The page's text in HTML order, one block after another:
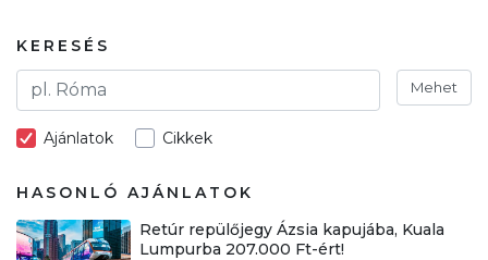
KERESÉS
Mehet
Ajánlatok Cikkek
HASONLÓ AJÁNLATOK
Retúr repülőjegy Ázsia kapujába, Kuala
Lumpurba 207.000 Ft-ért!